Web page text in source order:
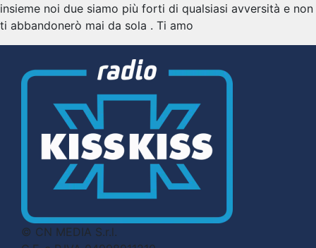
insieme noi due siamo più forti di qualsiasi avversità e non
ti abbandonerò mai da sola . Ti amo
© CN MEDIA S.r.l.